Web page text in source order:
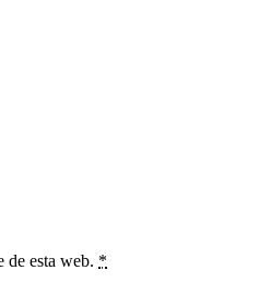
de esta web. *